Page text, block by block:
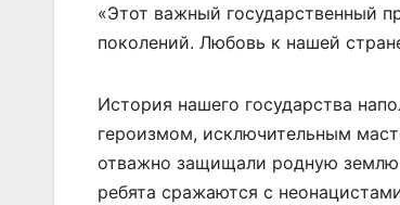
«Этот важный государственный
поколений. Любовь к нашей
История нашего государства
героизмом, исключительным
отважно защищали родную
ребята сражаются с